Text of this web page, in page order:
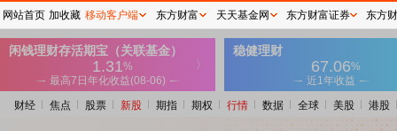
财经 焦点 股票 新股 期指 期权 行情 数据 全球 美股 港股
网站首页 加收藏 移动客户端 东方财富 天天基金网 东方财富证券 东方